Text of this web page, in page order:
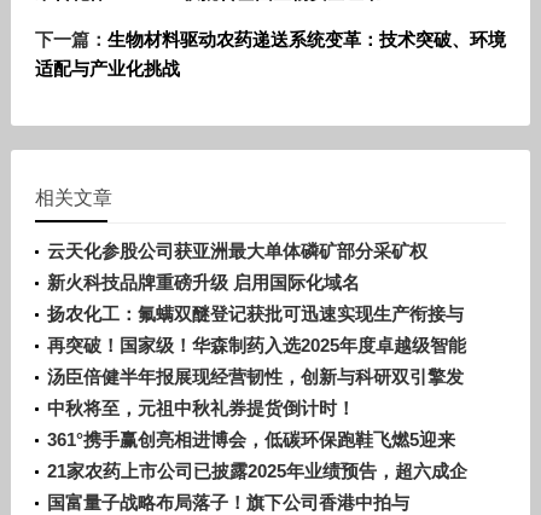
下一篇： 生物材料驱动农药递送系统变革：技术突破、环境
适配与产业化挑战
相关文章
云天化参股公司获亚洲最大单体磷矿部分采矿权
新火科技品牌重磅升级 启用国际化域名
Bitfire.com！
扬农化工：氟螨双醚登记获批可迅速实现生产衔接与
市场投放
再突破！国家级！华森制药入选2025年度卓越级智能
工厂项目名单
汤臣倍健半年报展现经营韧性，创新与科研双引擎发
力
中秋将至，元祖中秋礼券提货倒计时！
361°携手赢创亮相进博会，低碳环保跑鞋飞燃5迎来
全球首发预热
21家农药上市公司已披露2025年业绩预告，超六成企
业预喜！
国富量子战略布局落子！旗下公司香港中拍与